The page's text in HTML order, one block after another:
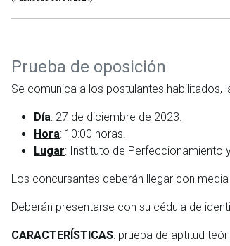
Prueba de oposición
Se comunica a los postulantes habilitados,
Día: 27 de diciembre de 2023.
Hora: 10:00 horas.
Lugar: Instituto de Perfeccionamiento
Los concursantes deberán llegar con
Deberán presentarse con su cédula de
CARACTERÍSTICAS: prueba de aptitud